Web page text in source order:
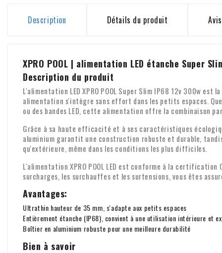
Description Détails du produit
XPRO POOL | alimentation LED étanche Super
Description du produit
L'alimentation LED XPRO POOL Super Slim IP68 12v 300w
alimentation s'intègre sans effort dans les petits espaces.
ou des bandes LED, cette alimentation offre la combinaison
Grâce à sa haute efficacité et à ses caractéristiques
aluminium garantit une construction robuste et durable,
qu'extérieure, même dans les conditions les plus difficiles.
L'alimentation XPRO POOL LED est conforme à la
surcharges, les surchauffes et les surtensions, vous êtes
Avantages:
Ultrathin hauteur de 35 mm, s'adapte aux petits espaces
Entièrement étanche (IP68), convient à une utilisation intérieure et
Boîtier en aluminium robuste pour une meilleure durabilité
Bien à savoir